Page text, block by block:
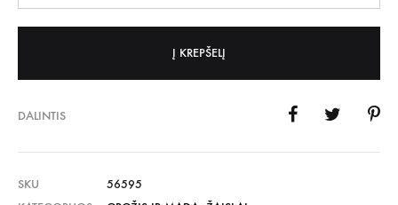
Į KREPŠELĮ
DALINTIS
SKU
56595